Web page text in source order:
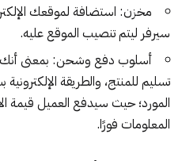
مخزن: استضافة لموقعك
سيرفر ليتم تنصيب الموقع عليه.
أسلوب دفع وشحن: بمعنى
تسليم للمنتج، والطريقة
المورد؛ حيث سيدفع العميل قيمة
المعلومات فورًا.